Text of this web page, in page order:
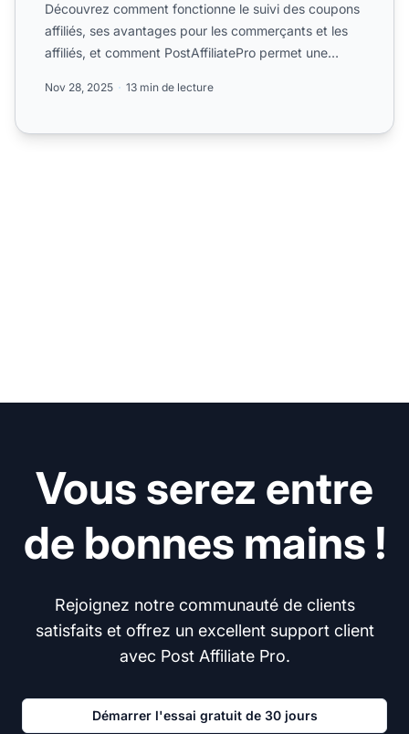
Découvrez comment fonctionne le suivi des coupons
affiliés, ses avantages pour les commerçants et les
affiliés, et comment PostAffiliatePro permet une
Nov 28, 2025 13 min de lecture
Vous serez entre
de bonnes mains !
Rejoignez notre communauté de clients
satisfaits et offrez un excellent support client
avec Post Affiliate Pro.
Démarrer l'essai gratuit de 30 jours